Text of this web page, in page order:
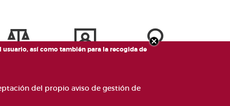
así como también para la recogida de
del propio aviso de gestión de